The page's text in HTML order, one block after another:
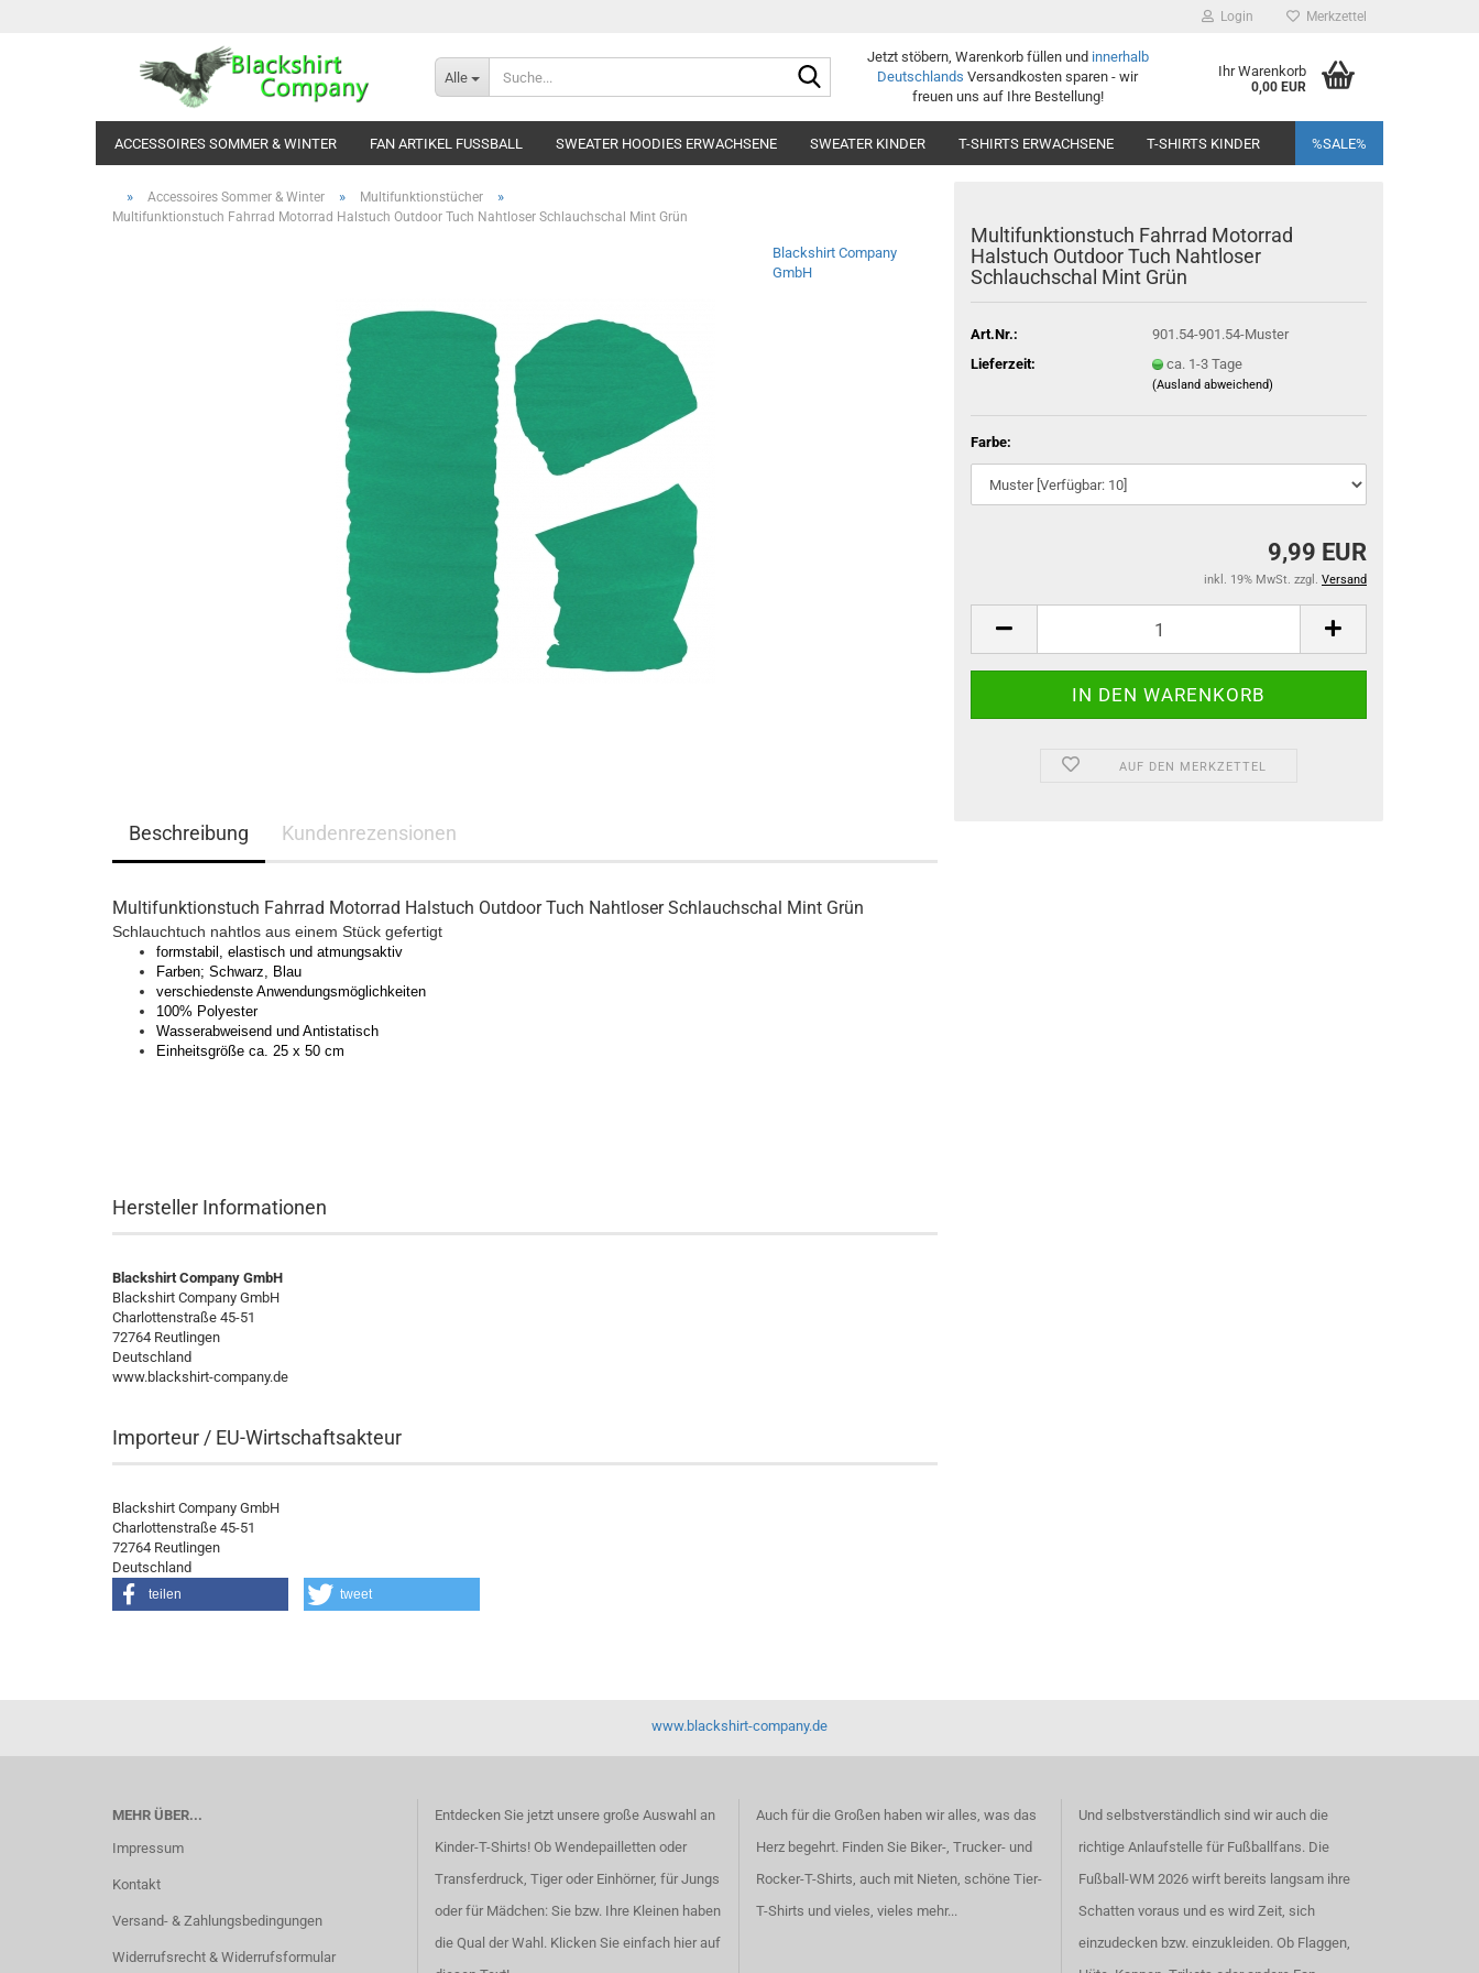
Login Merkzettel
Alle
Suche...
Jetzt stöbern, Warenkorb füllen und innerhalb
Deutschlands Versandkosten sparen - wir
freuen uns auf Ihre Bestellung!
Ihr Warenkorb
0,00 EUR
ACCESSOIRES SOMMER & WINTER FAN ARTIKEL FUSSBALL SWEATER HOODIES ERWACHSENE SWEATER KINDER T-SHIRTS ERWACHSENE T-SHIRTS KINDER %SALE%
» Accessoires Sommer & Winter » Multifunktionstücher »
Multifunktionstuch Fahrrad Motorrad Halstuch Outdoor Tuch Nahtloser Schlauchschal Mint Grün
Blackshirt Company
GmbH
Multifunktionstuch Fahrrad Motorrad
Halstuch Outdoor Tuch Nahtloser
Schlauchschal Mint Grün
Art.Nr.:
901.54-901.54-Muster
Lieferzeit:
ca. 1-3 Tage
(Ausland abweichend)
Farbe:
9,99 EUR
inkl. 19% MwSt. zzgl. Versand
AUF DEN MERKZETTEL
Beschreibung Kundenrezensionen
Multifunktionstuch Fahrrad Motorrad Halstuch Outdoor Tuch Nahtloser Schlauchschal Mint Grün
Schlauchtuch nahtlos aus einem Stück gefertigt
formstabil, elastisch und atmungsaktiv
Farben; Schwarz, Blau
verschiedenste Anwendungsmöglichkeiten
100% Polyester
Wasserabweisend und Antistatisch
Einheitsgröße ca. 25 x 50 cm
Hersteller Informationen
Blackshirt Company GmbH
Blackshirt Company GmbH
Charlottenstraße 45-51
72764 Reutlingen
Deutschland
www.blackshirt-company.de
Importeur / EU-Wirtschaftsakteur
Blackshirt Company GmbH
Charlottenstraße 45-51
72764 Reutlingen
Deutschland
teilen tweet
www.blackshirt-company.de
MEHR ÜBER...
Impressum
Kontakt
Versand- & Zahlungsbedingungen
Widerrufsrecht & Widerrufsformular
Entdecken Sie jetzt unsere große Auswahl an
Kinder-T-Shirts! Ob Wendepailletten oder
Transferdruck, Tiger oder Einhörner, für Jungs
oder für Mädchen: Sie bzw. Ihre Kleinen haben
die Qual der Wahl. Klicken Sie einfach hier auf
Auch für die Großen haben wir alles, was das
Herz begehrt. Finden Sie Biker-, Trucker- und
Rocker-T-Shirts, auch mit Nieten, schöne Tier-
T-Shirts und vieles, vieles mehr...
Und selbstverständlich sind wir auch die
richtige Anlaufstelle für Fußballfans. Die
Fußball-WM 2026 wirft bereits langsam ihre
Schatten voraus und es wird Zeit, sich
einzudecken bzw. einzukleiden. Ob Flaggen,